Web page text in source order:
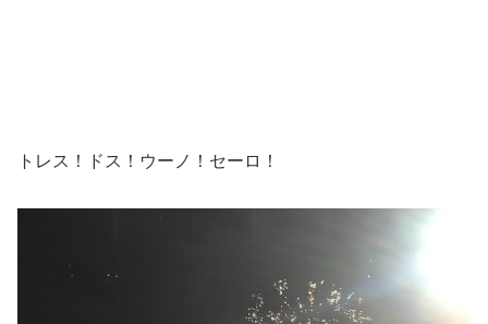
トレス！ドス！ウーノ！セーロ！